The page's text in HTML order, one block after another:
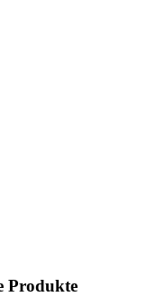
Produkte